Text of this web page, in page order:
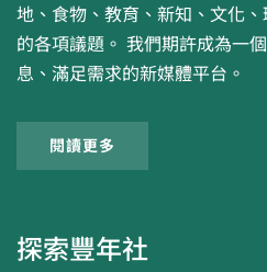
地、食物、教育、新知、文化
的各項議題。 我們期許成為一
息、滿足需求的新媒體平台。
閱讀更多
探索豐年社